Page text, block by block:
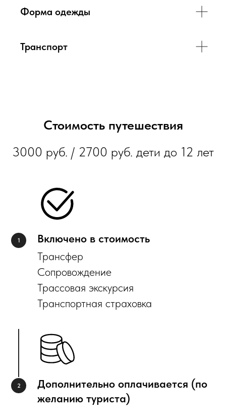
Форма одежды
Транспорт
Стоимость путешествия
3000 руб. / 2700 руб. дети до 12 лет
Включено в стоимость
Трансфер
Сопровождение
Трассовая экскурсия
Транспортная страховка
Дополнительно оплачивается (по
желанию туриста)